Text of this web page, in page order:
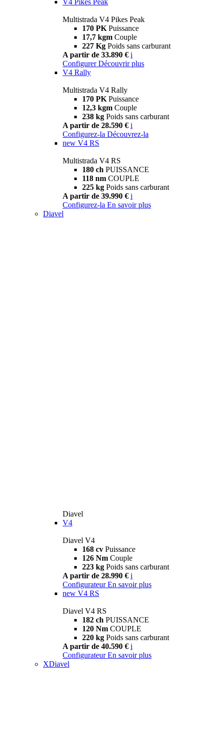
Multistrada V4 Pikes Peak
170 PK Puissance
17,7 kgm Couple
227 Kg Poids sans carburant
A partir de 33.890 € i
Configurer Découvrir plus
V4 Rally
Multistrada V4 Rally
170 PK Puissance
12,3 kgm Couple
238 kg Poids sans carburant
A partir de 28.590 € i
Configurez-la Découvrez-la
new V4 RS
Multistrada V4 RS
180 ch PUISSANCE
118 nm COUPLE
225 kg Poids sans carburant
A partir de 39.990 € i
Configurez-la En savoir plus
Diavel
Diavel
V4
Diavel V4
168 cv Puissance
126 Nm Couple
223 kg Poids sans carburant
A partir de 28.990 € i
Configurateur En savoir plus
new V4 RS
Diavel V4 RS
182 ch PUISSANCE
120 Nm COUPLE
220 kg Poids sans carburant
A partir de 40.590 € i
Configurateur En savoir plus
XDiavel